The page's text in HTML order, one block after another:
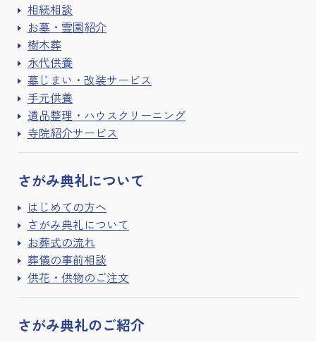
相続相談
お墓・霊園紹介
樹木葬
永代供養
墓じまい・改装サービス
手元供養
遺品整理・ハウスクリーニング
寺院紹介サービス
さがみ典礼について
はじめての方へ
さがみ典礼について
お葬式の流れ
葬儀の事前相談
供花・供物のご注文
さがみ典礼のご紹介